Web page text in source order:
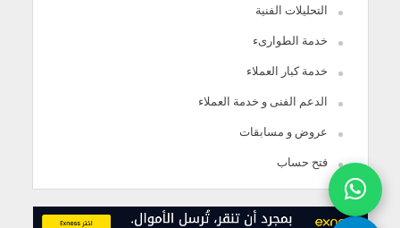
التحليلات الفنية
خدمة الطوارىء
خدمة كبار العملاء
الدعم الفنى و خدمة العملاء
عروض و مسابقات
فتح حساب